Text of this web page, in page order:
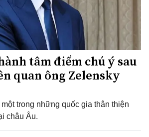
tâm điểm chú ý sau
quan ông Zelensky
trong những quốc gia thân thiện
châu Âu.